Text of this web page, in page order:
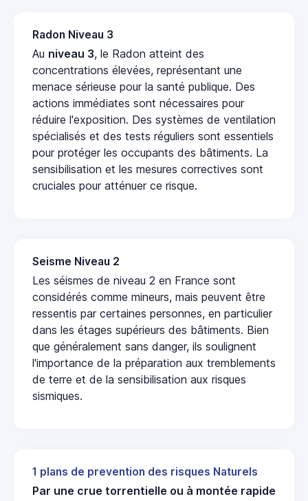
Radon Niveau 3
Au niveau 3, le Radon atteint des
concentrations élevées, représentant une
menace sérieuse pour la santé publique. Des
actions immédiates sont nécessaires pour
réduire l'exposition. Des systèmes de ventilation
spécialisés et des tests réguliers sont essentiels
pour protéger les occupants des bâtiments. La
sensibilisation et les mesures correctives sont
cruciales pour atténuer ce risque.
Seisme Niveau 2
Les séismes de niveau 2 en France sont
considérés comme mineurs, mais peuvent être
ressentis par certaines personnes, en particulier
dans les étages supérieurs des bâtiments. Bien
que généralement sans danger, ils soulignent
l'importance de la préparation aux tremblements
de terre et de la sensibilisation aux risques
sismiques.
1 plans de prevention des risques Naturels
Par une crue torrentielle ou à montée rapide